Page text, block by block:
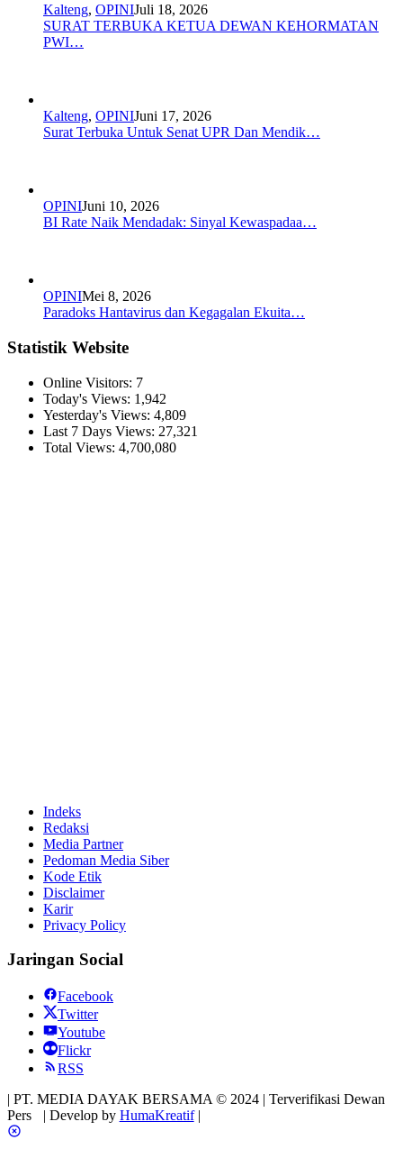
Kalteng, OPINIJuli 18, 2026
SURAT TERBUKA KETUA DEWAN KEHORMATAN
PWI…
Kalteng, OPINIJuni 17, 2026
Surat Terbuka Untuk Senat UPR Dan Mendik…
OPINIJuni 10, 2026
BI Rate Naik Mendadak: Sinyal Kewaspadaa…
OPINIMei 8, 2026
Paradoks Hantavirus dan Kegagalan Ekuita…
Statistik Website
Online Visitors: 7
Today's Views: 1,942
Yesterday's Views: 4,809
Last 7 Days Views: 27,321
Total Views: 4,700,080
Indeks
Redaksi
Media Partner
Pedoman Media Siber
Kode Etik
Disclaimer
Karir
Privacy Policy
Jaringan Social
Facebook
Twitter
Youtube
Flickr
RSS
| PT. MEDIA DAYAK BERSAMA © 2024 | Terverifikasi Dewan
Pers
| Develop by HumaKreatif|